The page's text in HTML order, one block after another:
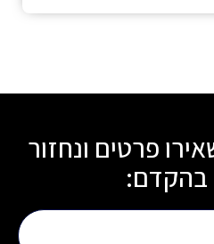
פרטים ונחזור
בהקדם: